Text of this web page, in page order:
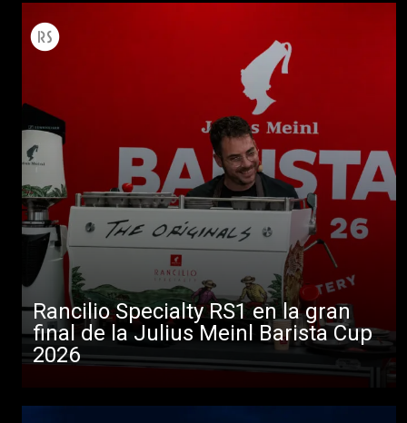
Rancilio Specialty RS1 en la gran
final de la Julius Meinl Barista Cup
2026